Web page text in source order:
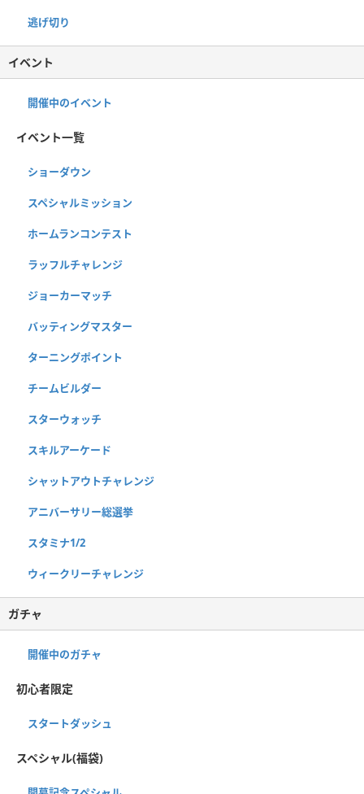
逃げ切り
イベント
開催中のイベント
イベント一覧
ショーダウン
スペシャルミッション
ホームランコンテスト
ラッフルチャレンジ
ジョーカーマッチ
バッティングマスター
ターニングポイント
チームビルダー
スターウォッチ
スキルアーケード
シャットアウトチャレンジ
アニバーサリー総選挙
スタミナ1/2
ウィークリーチャレンジ
ガチャ
開催中のガチャ
初心者限定
スタートダッシュ
スペシャル(福袋)